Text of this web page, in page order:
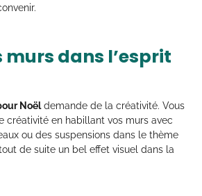
murs dans l’esprit
Noëldemande de la créativité. Vous
créativité en habillant vos murs avec
ou des suspensions dans le thème
de suite un bel effet visuel dans la